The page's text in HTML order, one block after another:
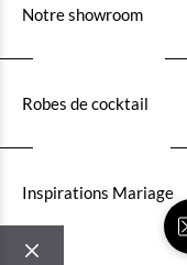
Notre showroom
Robes de cocktail
Inspirations Mariage